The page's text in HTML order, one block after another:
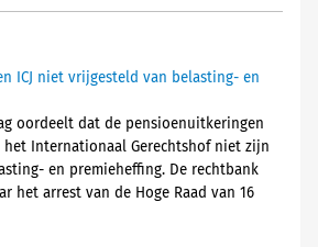
ICJ niet vrijgesteld van belasting- en
oordeelt dat de pensioenuitkeringen
Internationaal Gerechtshof niet zijn
en premieheffing. De rechtbank
het arrest van de Hoge Raad van 16